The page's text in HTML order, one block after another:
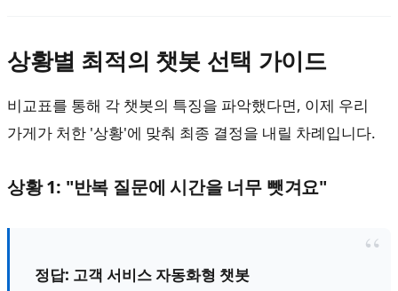
상황별 최적의 챗봇 선택 가이드
비교표를 통해 각 챗봇의 특징을 파악했다면, 이제 우리
가게가 처한 '상황'에 맞춰 최종 결정을 내릴 차례입니다.
상황 1: "반복 질문에 시간을 너무 뺏겨요"
정답: 고객 서비스 자동화형 챗봇